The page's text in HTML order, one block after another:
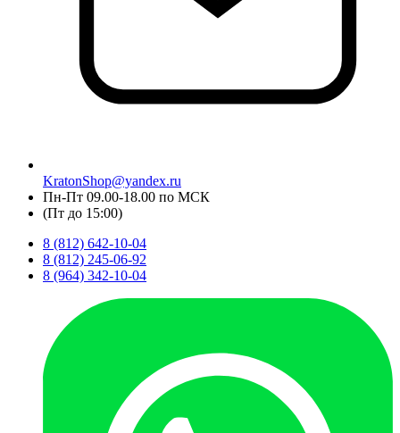
KratonShop@yandex.ru
Пн-Пт 09.00-18.00 по МСК
(Пт до 15:00)
8 (812) 642-10-04
8 (812) 245-06-92
8 (964) 342-10-04